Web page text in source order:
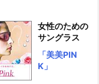
女性のための
サングラス
「美美PIN
K」